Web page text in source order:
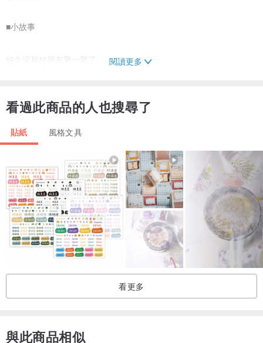
■小故事
好久沒和好朋友聚一聚了
閱讀更多
看過此商品的人也搜尋了
貼紙 風格文具
看更多
與此商品相似